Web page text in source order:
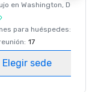
en Washington, DC
para huéspedes:
: 17
Elegir sede